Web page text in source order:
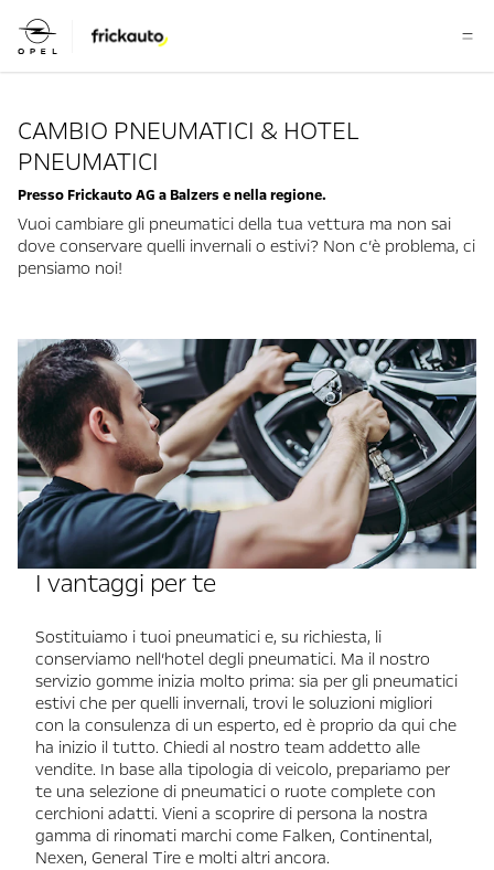
CAMBIO PNEUMATICI & HOTEL
PNEUMATICI
Presso Frickauto AG a Balzers e nella regione.
Vuoi cambiare gli pneumatici della tua vettura ma non sai
dove conservare quelli invernali o estivi? Non c’è problema, ci
pensiamo noi!
I vantaggi per te
Sostituiamo i tuoi pneumatici e, su richiesta, li
conserviamo nell’hotel degli pneumatici. Ma il nostro
servizio gomme inizia molto prima: sia per gli pneumatici
estivi che per quelli invernali, trovi le soluzioni migliori
con la consulenza di un esperto, ed è proprio da qui che
ha inizio il tutto. Chiedi al nostro team addetto alle
vendite. In base alla tipologia di veicolo, prepariamo per
te una selezione di pneumatici o ruote complete con
cerchioni adatti. Vieni a scoprire di persona la nostra
gamma di rinomati marchi come Falken, Continental,
Nexen, General Tire e molti altri ancora.